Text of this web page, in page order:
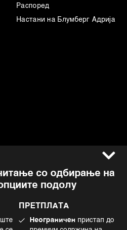
со одбирање на
подолу
ПРЕТПЛАТА
Неограничен пристап до
Распоред
Настани на Блумберг Адрија
Facebook
Instagram
Twitter